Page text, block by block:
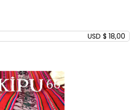
USD $ 18,00